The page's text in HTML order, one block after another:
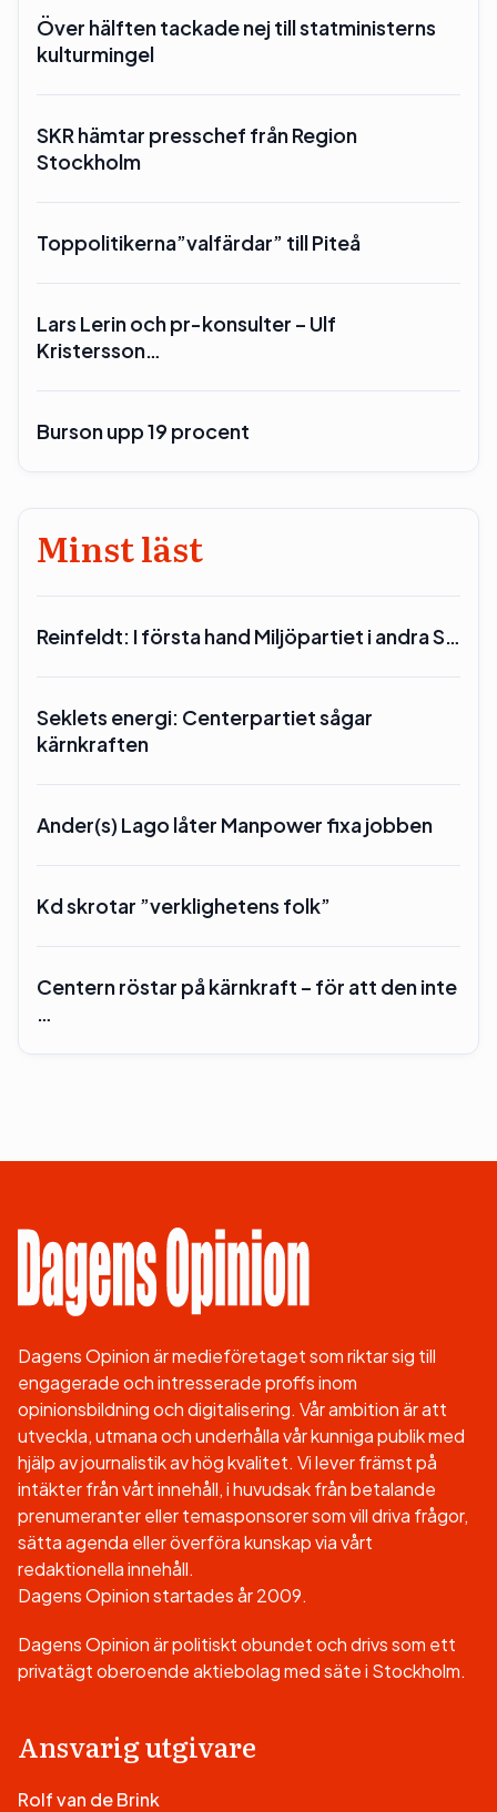
Över hälften tackade nej till statministerns
kulturmingel
SKR hämtar presschef från Region
Stockholm
Toppolitikerna”valfärdar” till Piteå
Lars Lerin och pr-konsulter – Ulf
Kristersson…
Burson upp 19 procent
Minst läst
Reinfeldt: I första hand Miljöpartiet i andra S…
Seklets energi: Centerpartiet sågar
kärnkraften
Ander(s) Lago låter Manpower fixa jobben
Kd skrotar ”verklighetens folk”
Centern röstar på kärnkraft – för att den inte
…
Dagens Opinion är medieföretaget som riktar sig till
engagerade och intresserade proffs inom
opinionsbildning och digitalisering. Vår ambition är att
utveckla, utmana och underhålla vår kunniga publik med
hjälp av journalistik av hög kvalitet. Vi lever främst på
intäkter från vårt innehåll, i huvudsak från betalande
prenumeranter eller temasponsorer som vill driva frågor,
sätta agenda eller överföra kunskap via vårt
redaktionella innehåll.
Dagens Opinion startades år 2009.
Dagens Opinion är politiskt obundet och drivs som ett
privatägt oberoende aktiebolag med säte i Stockholm.
Ansvarig utgivare
Rolf van de Brink